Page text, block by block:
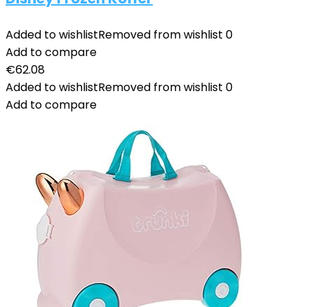
Added to wishlistRemoved from wishlist 0
Add to compare
€62.08
Added to wishlistRemoved from wishlist 0
Add to compare